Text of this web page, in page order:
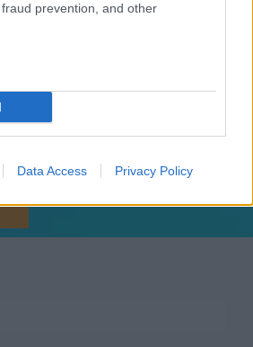
prevention, and other
Data Access Privacy Policy
de soluções
para os resultados